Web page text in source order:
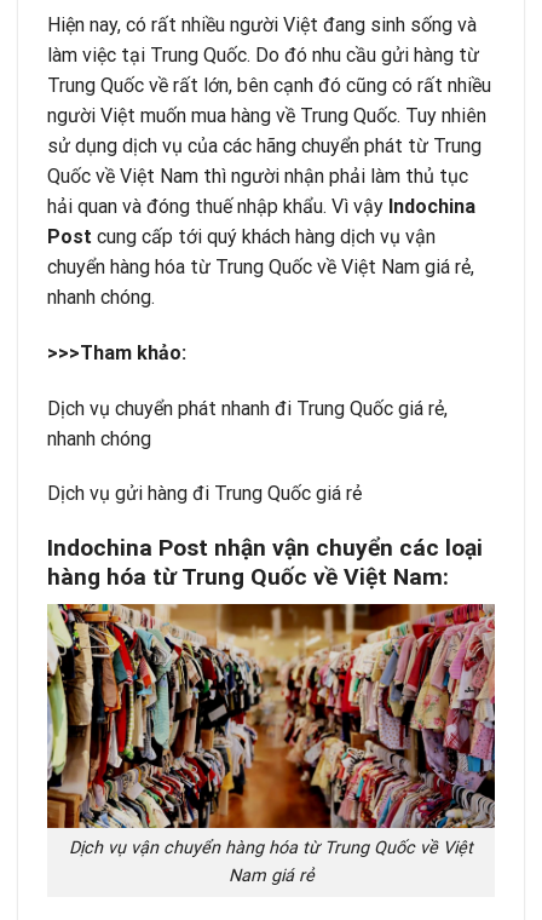
Hiện nay, có rất nhiều người Việt đang sinh sống và
làm việc tại Trung Quốc. Do đó nhu cầu gửi hàng từ
Trung Quốc về rất lớn, bên cạnh đó cũng có rất nhiều
người Việt muốn mua hàng về Trung Quốc. Tuy nhiên
sử dụng dịch vụ của các hãng chuyển phát từ Trung
Quốc về Việt Nam thì người nhận phải làm thủ tục
hải quan và đóng thuế nhập khẩu. Vì vậy Indochina
Post cung cấp tới quý khách hàng dịch vụ vận
chuyển hàng hóa từ Trung Quốc về Việt Nam giá rẻ,
nhanh chóng.
>>>Tham khảo:
Dịch vụ chuyển phát nhanh đi Trung Quốc giá rẻ,
nhanh chóng
Dịch vụ gửi hàng đi Trung Quốc giá rẻ
Indochina Post nhận vận chuyển các loại
hàng hóa từ Trung Quốc về Việt Nam:
Dịch vụ vận chuyển hàng hóa từ Trung Quốc về Việt
Nam giá rẻ